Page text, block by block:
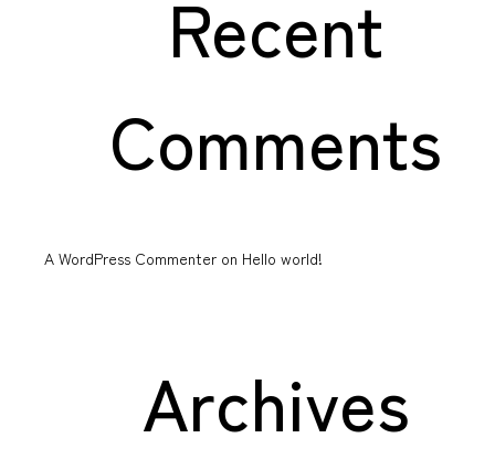
Recent
Comments
A WordPress Commenter on Hello world!
Archives